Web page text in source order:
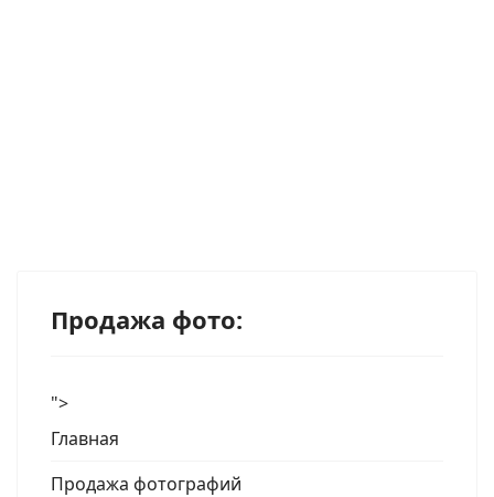
Продажа фото:
">
Главная
Продажа фотографий